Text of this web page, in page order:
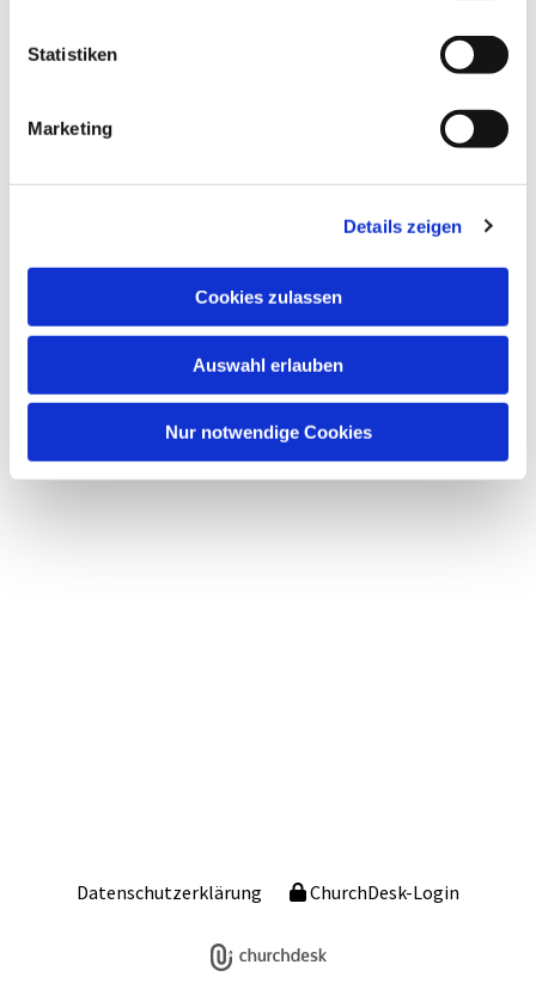
Statistiken
Marketing
Details zeigen
Cookies zulassen
Auswahl erlauben
Nur notwendige Cookies
Dies könnte Sie auch interessieren
Datenschutzerklärung ChurchDesk-Login